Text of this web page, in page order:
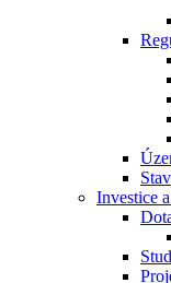
Investice